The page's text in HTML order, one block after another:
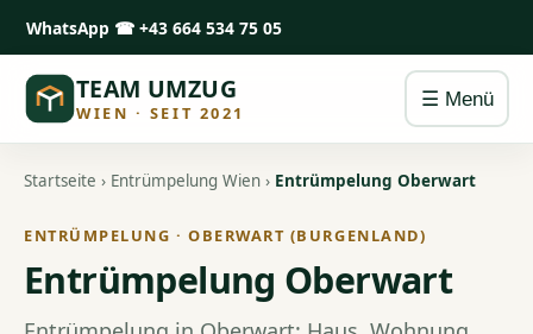
WhatsApp ☎ +43 664 534 75 05
TEAM UMZUG
WIEN · SEIT 2021
☰ Menü
Startseite › Entrümpelung Wien › Entrümpelung Oberwart
ENTRÜMPELUNG · OBERWART (BURGENLAND)
Entrümpelung Oberwart